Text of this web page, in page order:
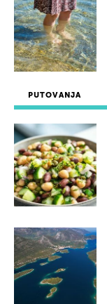
PUTOVANJA